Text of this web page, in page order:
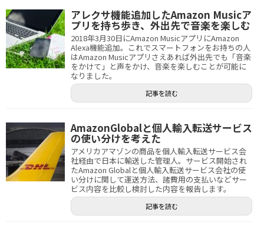
アレクサ機能追加したAmazon Musicア
プリを持ち歩き、外出先で音楽を楽しむ
2018年3月30日にAmazon MusicアプリにAmazon
Alexa機能追加。これでスマートフォンをお持ちの人
はAmazon Musicアプリさえあれば外出先でも「音楽
をかけて」と声をかけ、音楽を楽しむことが可能に
なりました。
記事を読む
AmazonGlobalと個人輸入転送サービス
の使い分けを考えた
アメリカアマゾンの商品を個人輸入転送サービス会
社経由で日本に輸送した管理人。サービス開始され
たAmazon Globalと個人輸入転送サービス会社の使
い分けに関して運送方法、諸費用の支払いなどサー
ビス内容を比較し検討した内容を報告します。
記事を読む